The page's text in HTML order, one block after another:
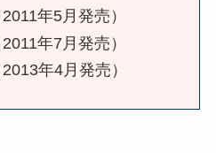
年5月発売）
年7月発売）
年4月発売）